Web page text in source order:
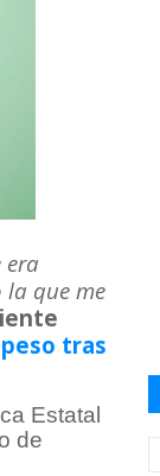
era
la que me
tras
Estatal
de